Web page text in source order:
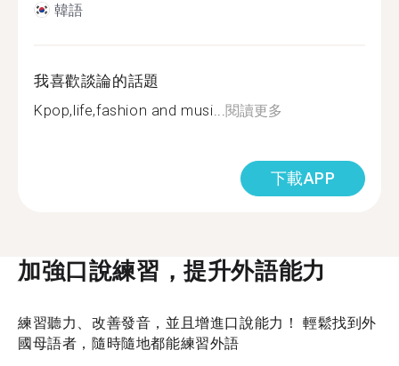
韓語
我喜歡談論的話題
Kpop,life,fashion and musi... 閱讀更多
下載APP
加強口說練習，提升外語能力
練習聽力、改善發音，並且增進口說能力！ 輕鬆找到外
國母語者，隨時隨地都能練習外語